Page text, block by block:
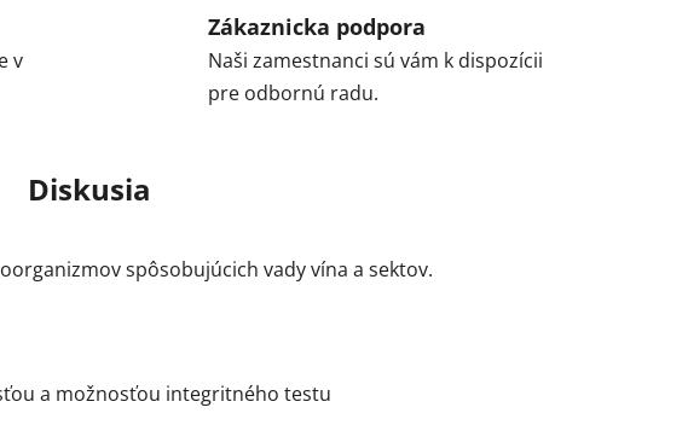
v
Zákaznicka podpora
Naši zamestnanci sú vám k dispozícii
pre odbornú radu.
Diskusia
spôsobujúcich vady vína a sektov.
a možnosťou integritného testu